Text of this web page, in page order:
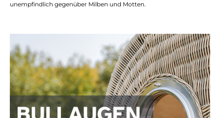
unempfindlich gegenüber Milben und Motten.